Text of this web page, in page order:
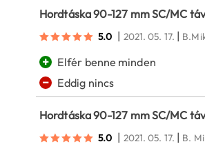
Hordtáska 90-127 mm SC/MC
5.0 | 2021. 05. 17. |
+ Elfér benne minden
− Eddig nincs
Hordtáska 90-127 mm SC/MC
5.0 | 2021. 05. 17. | B.